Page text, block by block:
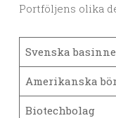
Portföljens olika
Svenska
Amerikanska
Biotechbolag